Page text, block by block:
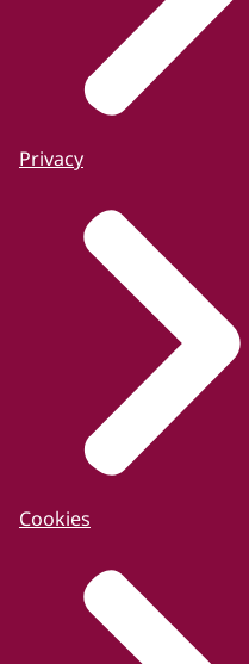
Privacy
Cookies